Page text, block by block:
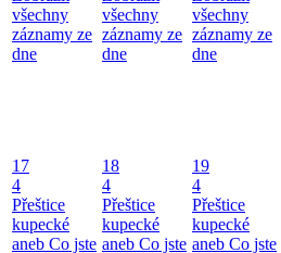
všechny
záznamy ze
dne
všechny
záznamy ze
dne
všechny
záznamy ze
dne
17
4
Přeštice
kupecké
aneb Co jste
18
4
Přeštice
kupecké
aneb Co jste
19
4
Přeštice
kupecké
aneb Co jste